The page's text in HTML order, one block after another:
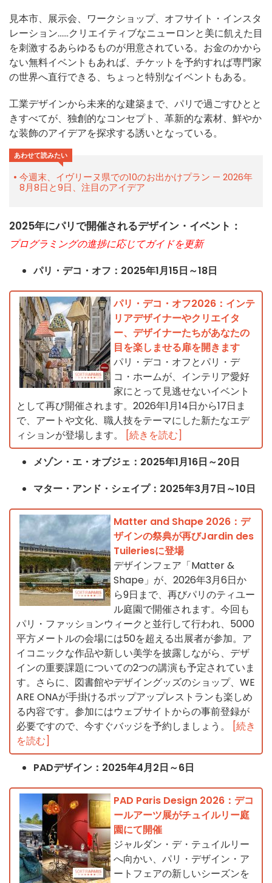
見本市、展示会、ワークショップ、オフサイト・インスタ
レーション......クリエイティブなニューロンと美に飢えた目
を刺激するあらゆるものが用意されている。お金のかから
ない無料イベントもあれば、チケットを予約すれば専門家
の世界へ直行できる、ちょっと特別なイベントもある。
工業デザインから未来的な建築まで、パリで過ごすひとと
きすべてが、独創的なコンセプト、革新的な素材、鮮やか
な装飾のアイデアを探求する誘いとなっている。
あわせて読みたい
今週末、イヴリーヌ県での10のお出かけプラン — 2026年
8月8日と9日、注目のアイデア
2025年にパリで開催されるデザイン・イベント：
プログラミングの進捗に応じてガイドを更新
パリ・デコ・オフ：2025年1月15日～18日
パリ・デコ・オフ2026：インテ
リアデザイナーやクリエイタ
ー、デザイナーたちがあなたの
目を楽しませる扉を開きます
パリ・デコ・オフとパリ・デ
コ・ホームが、インテリア愛好
家にとって見逃せないイベント
として再び開催されます。2026年1月14日から17日ま
で、アートや文化、職人技をテーマにした新たなエデ
ィションが登場します。
[続きを読む]
メゾン・エ・オブジェ：2025年1月16日～20日
マター・アンド・シェイプ：2025年3月7日～10日
Matter and Shape 2026：デ
ザインの祭典が再びJardin des
Tuileriesに登場
デザインフェア「Matter &
Shape」が、2026年3月6日か
ら9日まで、再びパリのティユー
ル庭園で開催されます。今回も
パリ・ファッションウィークと並行して行われ、5000
平方メートルの会場には50を超える出展者が参加。ア
イコニックな作品や新しい美学を披露しながら、デザ
インの重要課題についての2つの講演も予定されていま
す。さらに、図書館やデザイングッズのショップ、WE
ARE ONAが手掛けるポップアップレストランも楽しめ
る内容です。参加にはウェブサイトからの事前登録が
必要ですので、今すぐバッジを予約しましょう。
[続き
を読む]
PADデザイン：2025年4月2日～6日
PAD Paris Design 2026：デコ
ールアーツ展がチュイルリー庭
園にて開催
ジャルダン・デ・テュイルリー
へ向かい、パリ・デザイン・ア
ートフェアの新しいシーズンを